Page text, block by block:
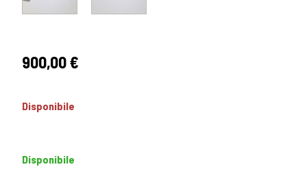
900,00€
Disponibile
Disponibile